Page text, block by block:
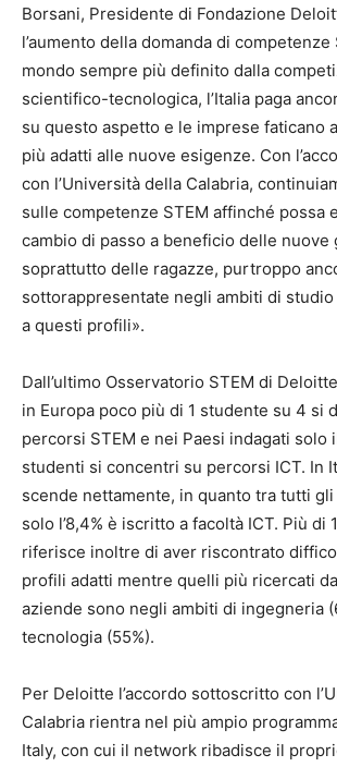
Borsani, Presidente di Fondazione
l’aumento della domanda di competenze
mondo sempre più definito dalla
scientifico-tecnologica, l’Italia paga
su questo aspetto e le imprese faticano
più adatti alle nuove esigenze. Con
con l’Università della Calabria,
sulle competenze STEM affinché possa
cambio di passo a beneficio delle nuove
soprattutto delle ragazze, purtroppo
sottorappresentate negli ambiti di
a questi profili».
Dall’ultimo Osservatorio STEM di
in Europa poco più di 1 studente su 4 si
percorsi STEM e nei Paesi indagati solo
studenti si concentri su percorsi ICT. In
scende nettamente, in quanto tra tutti
solo l’8,4% è iscritto a facoltà ICT. Più di
riferisce inoltre di aver riscontrato
profili adatti mentre quelli più ricercati
aziende sono negli ambiti di ingegneria
tecnologia (55%).
Per Deloitte l’accordo sottoscritto con
Calabria rientra nel più ampio
Italy, con cui il network ribadisce il